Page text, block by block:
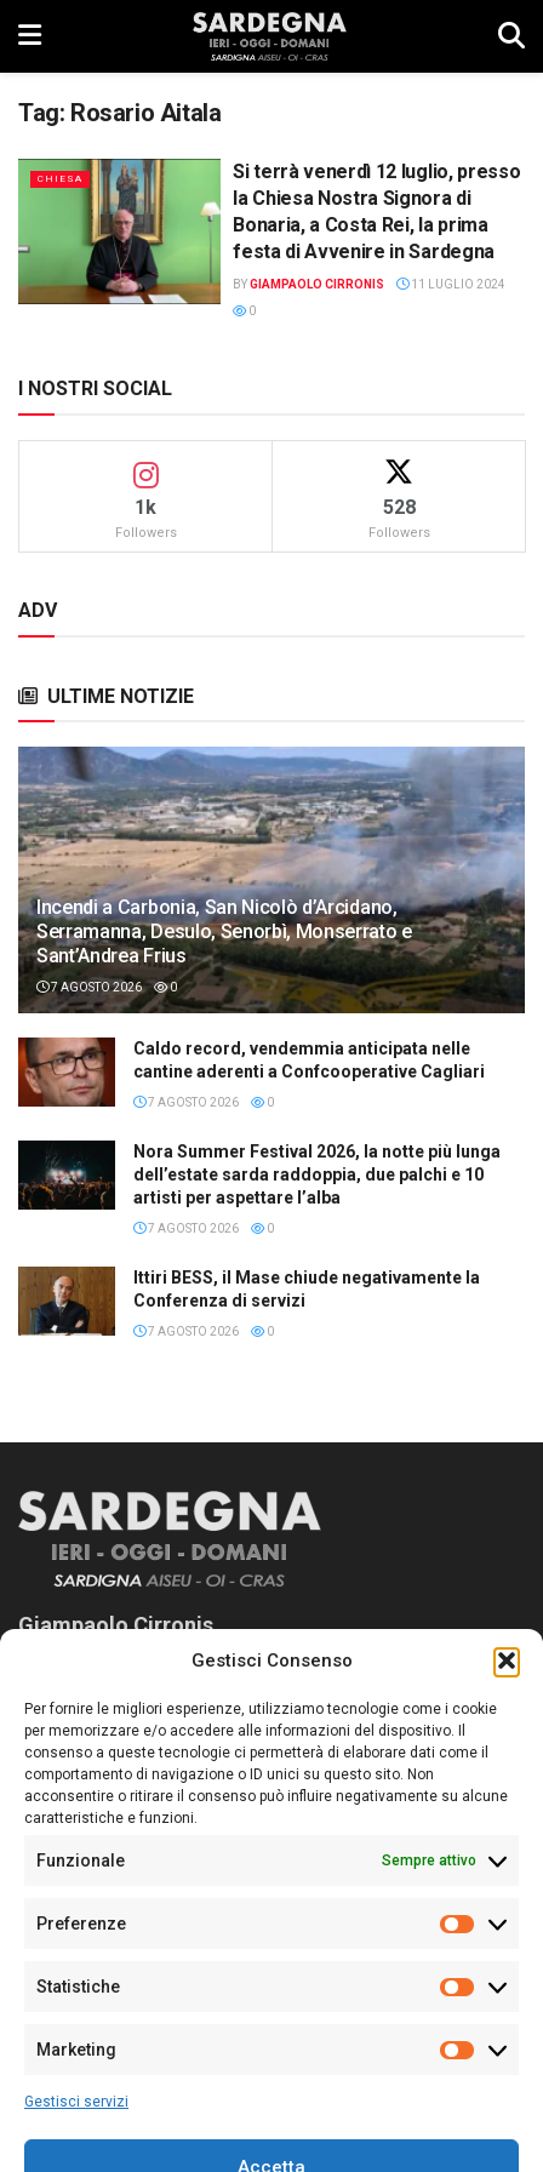
Gestisci Consenso
Per fornire le migliori esperienze, utilizziamo tecnologie come i cookie
per memorizzare e/o accedere alle informazioni del dispositivo. Il
consenso a queste tecnologie ci permetterà di elaborare dati come il
comportamento di navigazione o ID unici su questo sito. Non
acconsentire o ritirare il consenso può influire negativamente su alcune
caratteristiche e funzioni.
Funzionale Sempre attivo
Preferenze
Statistiche
Marketing
Gestisci servizi
Accetta
Tag: Rosario Aitala
CHIESA
Si terrà venerdì 12 luglio, presso
la Chiesa Nostra Signora di
Bonaria, a Costa Rei, la prima
festa di Avvenire in Sardegna
BYGIAMPAOLO CIRRONIS
11 LUGLIO 2024
0
I NOSTRI SOCIAL
1k
Followers
528
Followers
ADV
ULTIME NOTIZIE
Incendi a Carbonia, San Nicolò d’Arcidano,
Serramanna, Desulo, Senorbì, Monserrato e
Sant’Andrea Frius
7 AGOSTO 2026 0
Caldo record, vendemmia anticipata nelle
cantine aderenti a Confcooperative Cagliari
7 AGOSTO 2026 0
Nora Summer Festival 2026, la notte più lunga
dell’estate sarda raddoppia, due palchi e 10
artisti per aspettare l’alba
7 AGOSTO 2026 0
Ittiri BESS, il Mase chiude negativamente la
Conferenza di servizi
7 AGOSTO 2026 0
Giampaolo Cirronis
Sardegna Ieri-Oggi-Domani nasce per informare “liberamente” i
lettori su quanto accade in Sardegna, con un occhio rivolto al
nostro passato e, soprattutto, al nostro futuro
Follow Us
Sede:Via Cristoforo Colombo 09013 Carbonia
Partita IVA02270380922
128/2020 del 10/02/2020
Per la Pubblicità: